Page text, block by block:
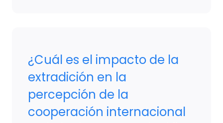
¿Cuál es el impacto de la
extradición en la
percepción de la
cooperación internacional